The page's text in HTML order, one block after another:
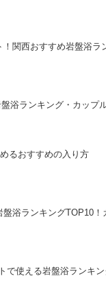
関西おすすめ岩盤浴ラ
浴ランキング・カップ
るおすすめの入り方
盤浴ランキングTOP10
で使える岩盤浴ランキ